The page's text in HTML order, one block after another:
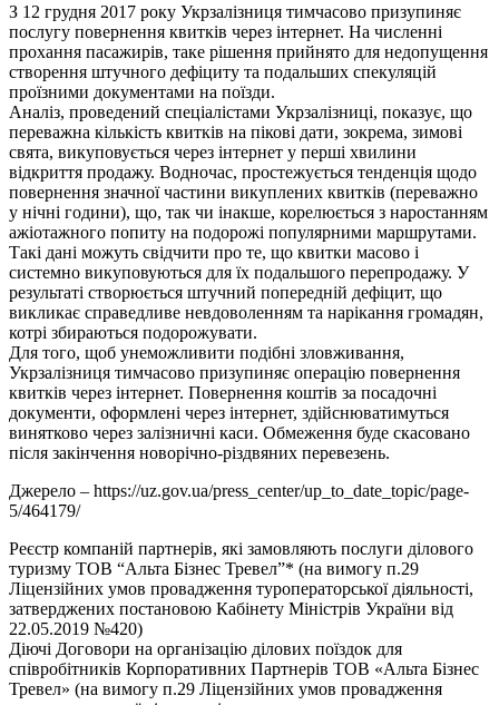
З 12 грудня 2017 року Укрзалізниця тимчасово призупиняє
послугу повернення квитків через інтернет. На численні
прохання пасажирів, таке рішення прийнято для недопущення
створення штучного дефіциту та подальших спекуляцій
проїзними документами на поїзди.
Аналіз, проведений спеціалістами Укрзалізниці, показує, що
переважна кількість квитків на пікові дати, зокрема, зимові
свята, викуповується через інтернет у перші хвилини
відкриття продажу. Водночас, простежується тенденція щодо
повернення значної частини викуплених квитків (переважно
у нічні години), що, так чи інакше, корелюється з наростанням
ажіотажного попиту на подорожі популярними маршрутами.
Такі дані можуть свідчити про те, що квитки масово і
системно викуповуються для їх подальшого перепродажу. У
результаті створюється штучний попередній дефіцит, що
викликає справедливе невдоволенням та нарікання громадян,
котрі збираються подорожувати.
Для того, щоб унеможливити подібні зловживання,
Укрзалізниця тимчасово призупиняє операцію повернення
квитків через інтернет. Повернення коштів за посадочні
документи, оформлені через інтернет, здійснюватимуться
винятково через залізничні каси. Обмеження буде скасовано
після закінчення новорічно-різдвяних перевезень.
Джерело – https://uz.gov.ua/press_center/up_to_date_topic/page-
5/464179/
Реєстр компаній партнерів, які замовляють послуги ділового
туризму ТОВ “Альта Бізнес Тревел”* (на вимогу п.29
Ліцензійних умов провадження туроператорської діяльності,
затверджених постановою Кабінету Міністрів України від
22.05.2019 №420)
Діючі Договори на організацію ділових поїздок для
співробітників Корпоративних Партнерів ТОВ «Альта Бізнес
Тревел» (на вимогу п.29 Ліцензійних умов провадження